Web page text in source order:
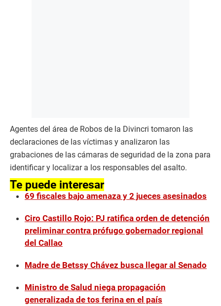
Agentes del área de Robos de la Divincri tomaron las
declaraciones de las víctimas y analizaron las
grabaciones de las cámaras de seguridad de la zona para
identificar y localizar a los responsables del asalto.
Te puede interesar
69 fiscales bajo amenaza y 2 jueces asesinados
Ciro Castillo Rojo: PJ ratifica orden de detención
preliminar contra prófugo gobernador regional
del Callao
Madre de Betssy Chávez busca llegar al Senado
Ministro de Salud niega propagación
generalizada de tos ferina en el país